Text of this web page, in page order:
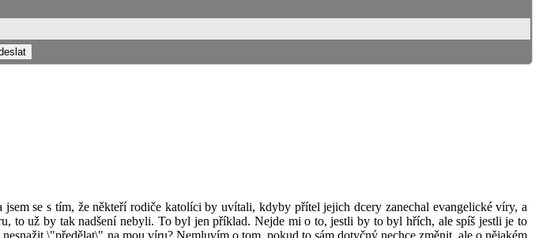
se s tím, že někteří rodiče katolíci by uvítali, kdyby přítel jejich dcery zanechal evangelické víry, a
to už by tak nadšení nebyli. To byl jen příklad. Nejde mi o to, jestli by to byl hřích, ale spíš jestli je to
\"předělat\" na mou víru? Nemluvím o tom, pokud to sám dotyčný nechce změnit, ale o nějakém